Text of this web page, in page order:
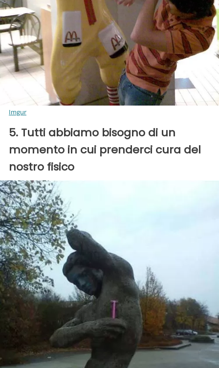
Imgur
5. Tutti abbiamo bisogno di un
momento in cui prenderci cura del
nostro fisico